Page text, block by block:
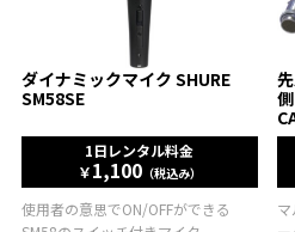
ダイナミックマイク SHURE
SM58SE
1日レンタル料金
￥1,100（税込み）
使用者の意思でON/OFFができる